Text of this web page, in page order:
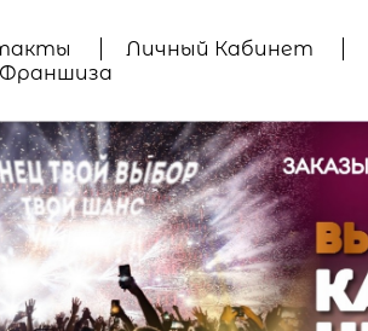
Личный Кабинет
Франшиза